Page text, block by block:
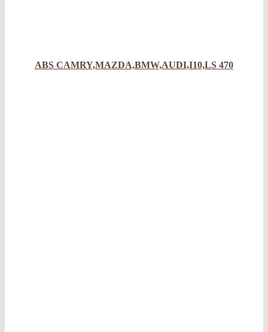
ABS CAMRY,MAZDA,BMW,AUDI,I10,LS 470